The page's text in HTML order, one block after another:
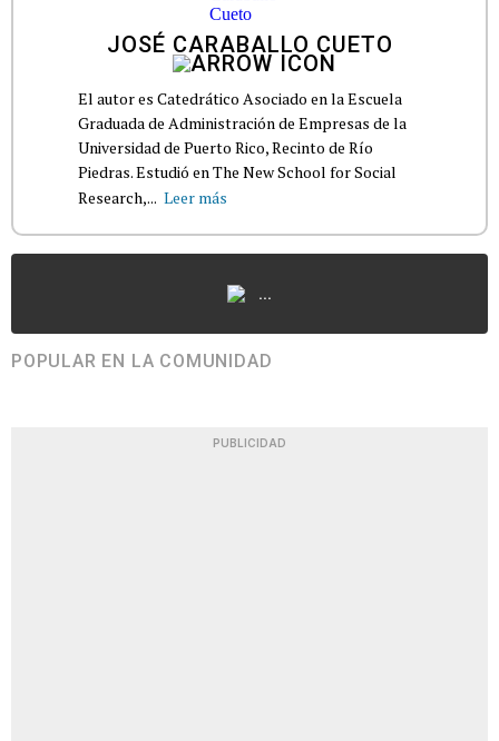
JOSÉ CARABALLO CUETO
El autor es Catedrático Asociado en la Escuela
Graduada de Administración de Empresas de la
Universidad de Puerto Rico, Recinto de Río
Piedras. Estudió en The New School for Social
Research,... Leer más
...
POPULAR EN LA COMUNIDAD
PUBLICIDAD